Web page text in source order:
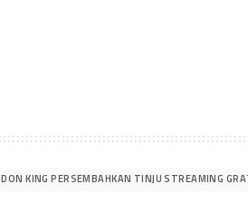
DON KING PERSEMBAHKAN TINJU STREAMING